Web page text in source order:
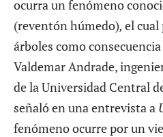
ocurra un fenómeno
(reventón húmedo), el cual
árboles como
Valdemar Andrade,
de la Universidad Central
señaló en una entrevista a
fenómeno ocurre por un